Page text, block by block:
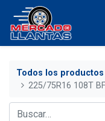
Todos los productos
225/75R16 108T